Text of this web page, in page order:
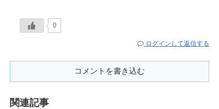
0
ログインして返信する
コメントを書き込む
関連記事